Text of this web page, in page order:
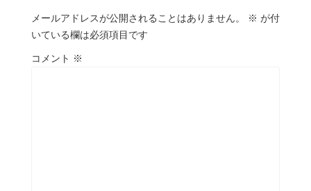
メールアドレスが公開されることはありません。 ※ が付
いている欄は必須項目です
コメント ※